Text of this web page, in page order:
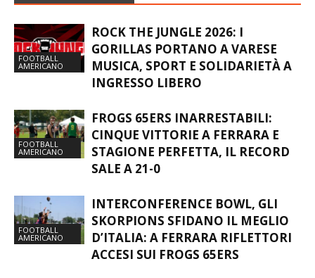
FOOTBALL
AMERICANO
ROCK THE JUNGLE 2026: I
GORILLAS PORTANO A VARESE
MUSICA, SPORT E SOLIDARIETÀ A
INGRESSO LIBERO
FOOTBALL
AMERICANO
FROGS 65ERS INARRESTABILI:
CINQUE VITTORIE A FERRARA E
STAGIONE PERFETTA, IL RECORD
SALE A 21-0
FOOTBALL
AMERICANO
INTERCONFERENCE BOWL, GLI
SKORPIONS SFIDANO IL MEGLIO
D’ITALIA: A FERRARA RIFLETTORI
ACCESI SUI FROGS 65ERS